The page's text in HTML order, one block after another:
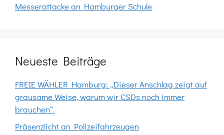
Messerattacke an Hamburger Schule
Neueste Beiträge
FREIE WÄHLER Hamburg: „Dieser Anschlag zeigt auf
grausame Weise, warum wir CSDs noch immer
brauchen“.
Präsenzlicht an Polizeifahrzeugen